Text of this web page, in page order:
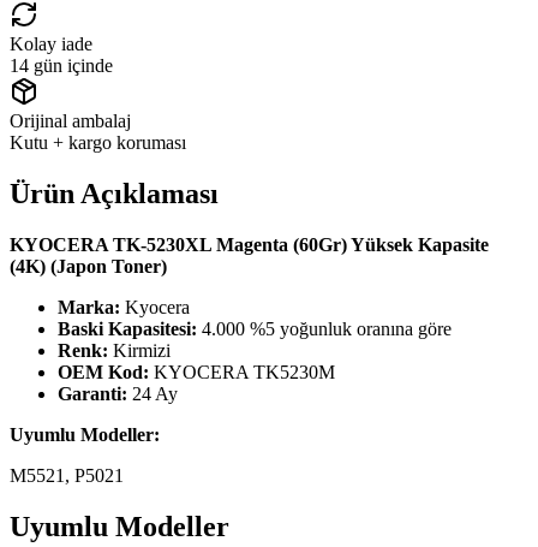
Kolay iade
14 gün içinde
Orijinal ambalaj
Kutu + kargo koruması
Ürün Açıklaması
KYOCERA TK-5230XL Magenta (60Gr) Yüksek Kapasite
(4K) (Japon Toner)
Marka: Kyocera
Baski Kapasitesi: 4.000 %5 yoğunluk oranına göre
Renk: Kirmizi
OEM Kod: KYOCERA TK5230M
Garanti: 24 Ay
Uyumlu Modeller:
M5521, P5021
Uyumlu Modeller